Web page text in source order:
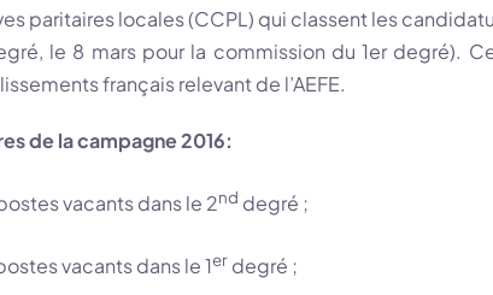
paritaires locales (CCPL) qui classent les
le 8 mars pour la commission du 1er degré).
français relevant de l’AEFE.
de la campagne 2016:
vacants dans le 2nd degré ;
vacants dans le 1er degré ;